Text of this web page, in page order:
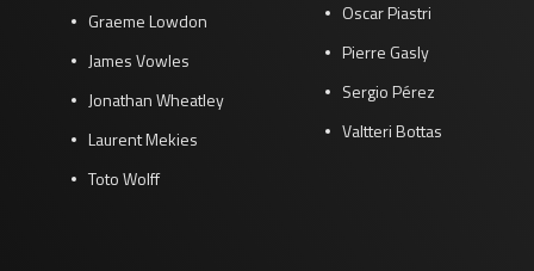
Graeme Lowdon
James Vowles
Jonathan Wheatley
Laurent Mekies
Toto Wolff
Oscar Piastri
Pierre Gasly
Sergio Pérez
Valtteri Bottas